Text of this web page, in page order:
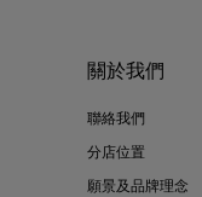
關於我們
聯絡我們
分店位置
願景及品牌理念